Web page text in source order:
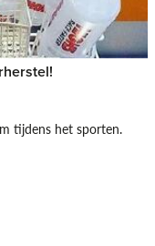
tijdens het sporten.